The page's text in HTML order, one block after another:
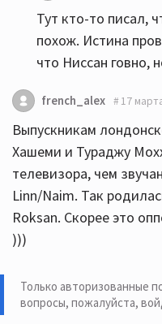
Тут кто-то писал,
похож. Истина
что Ниссан говно,
french_alex 17
Выпускникам
Хашеми и Тураджу
телевизора, чем
Linn/Naim. Так
Roksan. Скорее это
)))
Только авторизованные
вопросы, пожалуйста,